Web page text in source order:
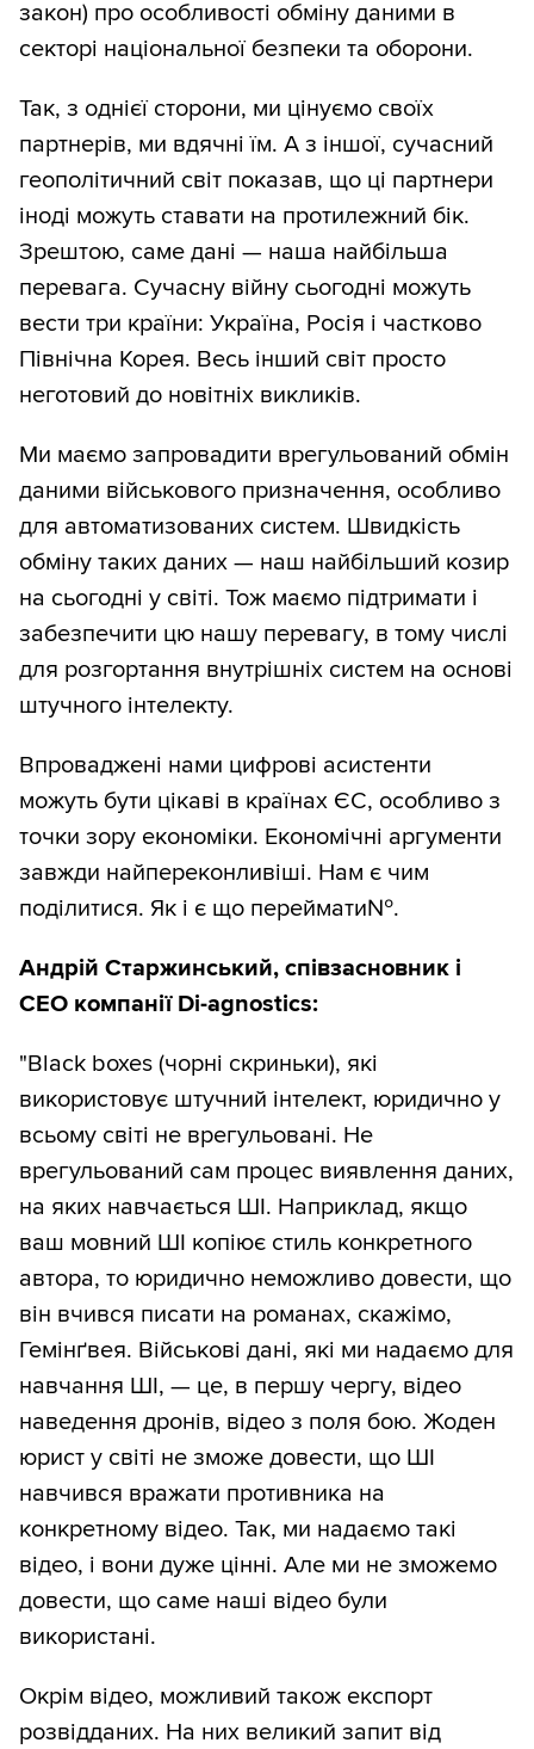
закон) про особливості обміну даними в
секторі національної безпеки та оборони.
Так, з однієї сторони, ми цінуємо своїх
партнерів, ми вдячні їм. А з іншої, сучасний
геополітичний світ показав, що ці партнери
іноді можуть ставати на протилежний бік.
Зрештою, саме дані — наша найбільша
перевага. Сучасну війну сьогодні можуть
вести три країни: Україна, Росія і частково
Північна Корея. Весь інший світ просто
неготовий до новітніх викликів.
Ми маємо запровадити врегульований обмін
даними військового призначення, особливо
для автоматизованих систем. Швидкість
обміну таких даних — наш найбільший козир
на сьогодні у світі. Тож маємо підтримати і
забезпечити цю нашу перевагу, в тому числі
для розгортання внутрішніх систем на основі
штучного інтелекту.
Впроваджені нами цифрові асистенти
можуть бути цікаві в країнах ЄС, особливо з
точки зору економіки. Економічні аргументи
завжди найпереконливіші. Нам є чим
поділитися. Як і є що переймати№.
Андрій Старжинський, співзасновник і
СЕО компанії Di-agnostics:
"Black boxes (чорні скриньки), які
використовує штучний інтелект, юридично у
всьому світі не врегульовані. Не
врегульований сам процес виявлення даних,
на яких навчається ШІ. Наприклад, якщо
ваш мовний ШІ копіює стиль конкретного
автора, то юридично неможливо довести, що
він вчився писати на романах, скажімо,
Гемінґвея. Військові дані, які ми надаємо для
навчання ШІ, — це, в першу чергу, відео
наведення дронів, відео з поля бою. Жоден
юрист у світі не зможе довести, що ШІ
навчився вражати противника на
конкретному відео. Так, ми надаємо такі
відео, і вони дуже цінні. Але ми не зможемо
довести, що саме наші відео були
використані.
Окрім відео, можливий також експорт
розвідданих. На них великий запит від